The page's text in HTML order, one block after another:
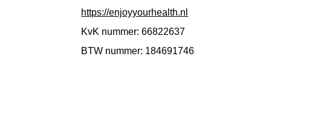
https://enjoyyourhealth.nl
KvK nummer: 66822637
BTW nummer: 184691746